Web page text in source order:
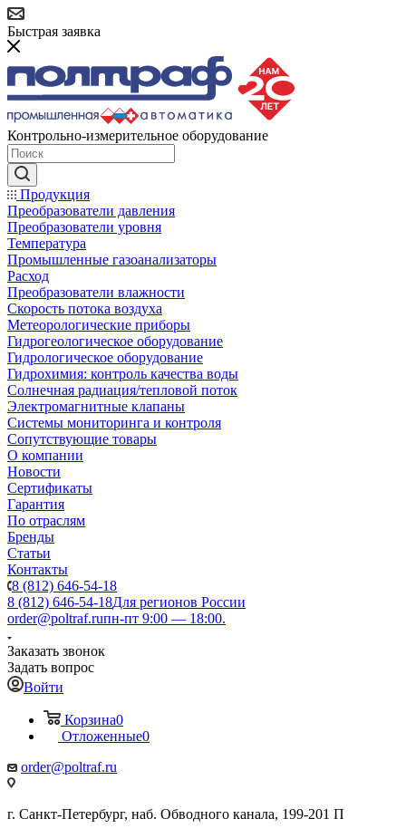
Быстрая заявка
Контрольно-измерительное оборудование
Продукция
Преобразователи давления
Преобразователи уровня
Температура
Промышленные газоанализаторы
Расход
Преобразователи влажности
Скорость потока воздуха
Метеорологические приборы
Гидрогеологическое оборудование
Гидрологическое оборудование
Гидрохимия: контроль качества воды
Солнечная радиация/тепловой поток
Электромагнитные клапаны
Системы мониторинга и контроля
Сопутствующие товары
О компании
Новости
Сертификаты
Гарантия
По отраслям
Бренды
Статьи
Контакты
8 (812) 646-54-18
8 (812) 646-54-18Для регионов России
order@poltraf.ruпн-пт 9:00 — 18:00.
Заказать звонок
Задать вопрос
Войти
Корзина0
Отложенные0
order@poltraf.ru
г. Санкт-Петербург, наб. Обводного канала, 199-201 П